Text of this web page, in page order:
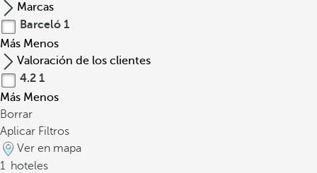
Marcas
Barceló 1
Más Menos
Valoración de los clientes
4.2 1
Más Menos
Borrar
Aplicar Filtros
Ver en mapa
1 hoteles